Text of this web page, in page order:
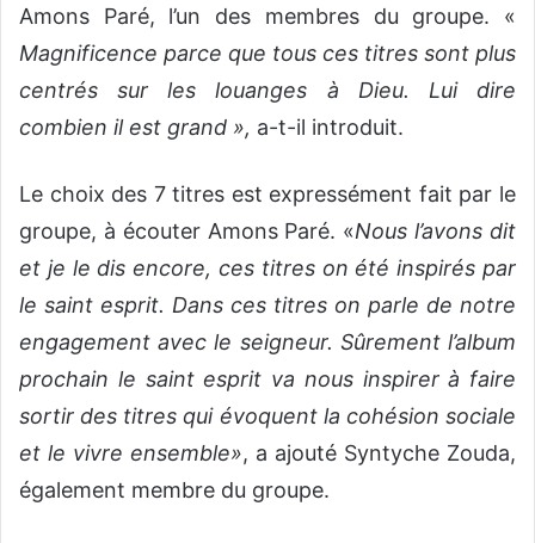
Amons Paré, l’un des membres du groupe. «
Magnificence parce que tous ces titres sont plus
centrés sur les louanges à Dieu. Lui dire
combien il est grand », a-t-il introduit.
Le choix des 7 titres est expressément fait par le
groupe, à écouter Amons Paré. «Nous l’avons dit
et je le dis encore, ces titres on été inspirés par
le saint esprit. Dans ces titres on parle de notre
engagement avec le seigneur. Sûrement l’album
prochain le saint esprit va nous inspirer à faire
sortir des titres qui évoquent la cohésion sociale
et le vivre ensemble», a ajouté Syntyche Zouda,
également membre du groupe.